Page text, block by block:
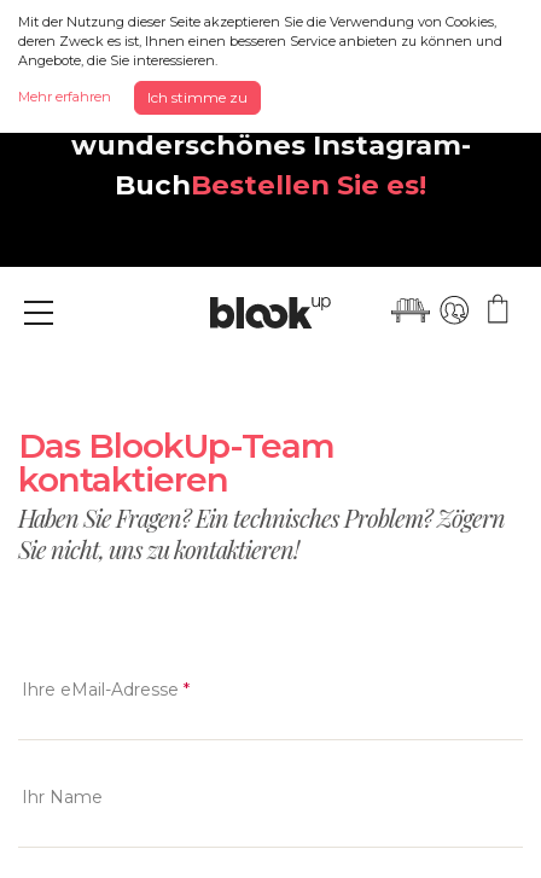
Mit der Nutzung dieser Seite akzeptieren Sie die Verwendung von Cookies,
deren Zweck es ist, Ihnen einen besseren Service anbieten zu können und
Angebote, die Sie interessieren.
Mehr erfahren Ich stimme zu
Entdecken Sie Ihr neues,
wunderschönes Instagram-
BuchBestellen Sie es!
Menü
Das BlookUp-Team
kontaktieren
Haben Sie Fragen? Ein technisches Problem? Zögern
Sie nicht, uns zu kontaktieren!
Ihre eMail-Adresse *
Ihr Name